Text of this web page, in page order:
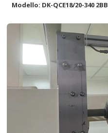
Modello: DK-QCE18/20-340 2BB